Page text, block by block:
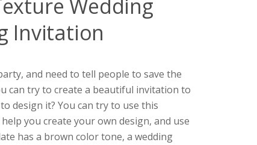
Wedding
Invitation
and need to tell people to save the
can try to create a beautiful invitation to
design it? You can try to use this
you create your own design, and use
has a brown color tone, a wedding